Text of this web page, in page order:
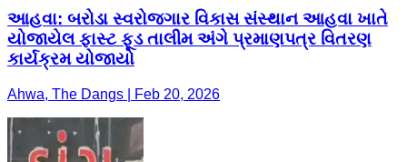
આહવા: બરોડા સ્વરોજગાર વિકાસ સંસ્થાન આહવા ખાતે
યોજાયેલ ફાસ્ટ ફૂડ તાલીમ અંગે પ્રમાણપત્ર વિતરણ
કાર્યક્રમ યોજાયો
Ahwa, The Dangs | Feb 20, 2026